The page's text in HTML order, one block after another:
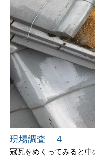
現場調査 ４
冠瓦をめくってみると中